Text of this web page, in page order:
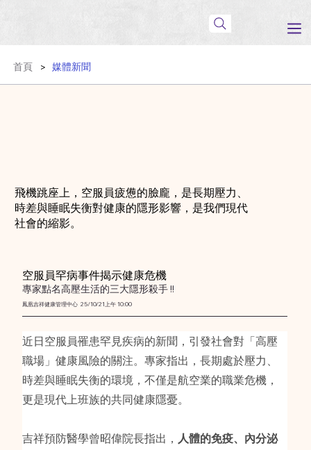
首頁 > 媒體新聞
飛機跳座上，空服員疲憊的臉龐，是長期壓力、
時差與睡眠失衡對健康的隱形影響，是我們現代
社會的縮影。
空服員罕病事件揭示健康危機
專家點名高壓生活的三大隱形殺手 !!
鳳凰吉祥健康管理中心 25/10/21上午 10:00
近日空服員罹患罕見疾病的新聞，引發社會對「高壓
職場」健康風險的關注。專家指出，長期處於壓力、
時差與睡眠失衡的環境，不僅是航空業的職業危機，
更是現代上班族的共同健康隱憂。
吉祥預防醫學曾昭偉院長指出， 人體的免疫、內分泌